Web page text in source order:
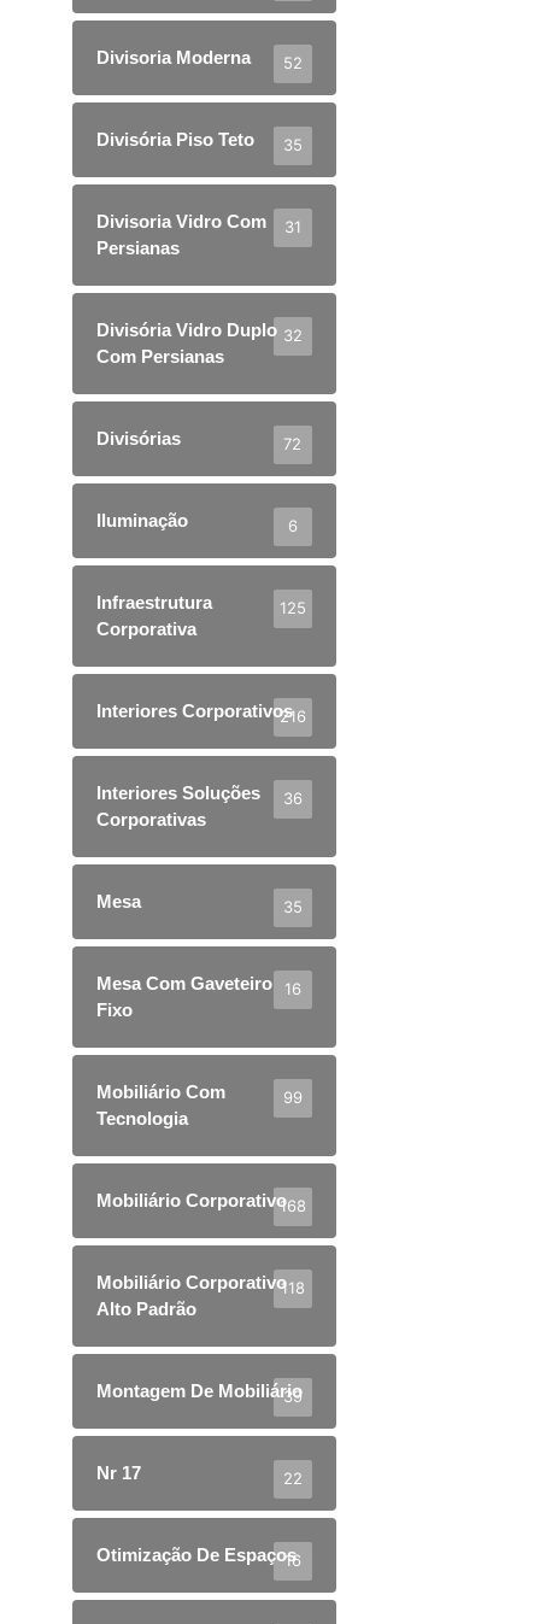
Divisoria Moderna 52
Divisória Piso Teto 35
Divisoria Vidro Com
Persianas
31
Divisória Vidro Duplo
Com Persianas
32
Divisórias 72
Iluminação 6
Infraestrutura
Corporativa
125
Interiores Corporativos216
Interiores Soluções
Corporativas
36
Mesa 35
Mesa Com Gaveteiro
Fixo
16
Mobiliário Com
Tecnologia
99
Mobiliário Corporativo168
Mobiliário Corporativo
Alto Padrão
118
Montagem De Mobiliário
39
Nr 17 22
Otimização De Espaços
16